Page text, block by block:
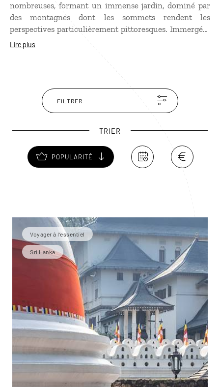
nombreuses, formant un immense jardin, dominé par
des montagnes dont les sommets rendent les
perspectives particulièrement pittoresques. Immergées
dans une nature luxuriante, les Bandara falls, hautes de
remonte à plus de 2000 ans.
Lire plus
FILTRER
TRIER
POPULARITÉ
Voyager à l’essentiel
Sri Lanka